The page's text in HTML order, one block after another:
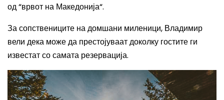
од “врвот на Македонија“.
За сопствениците на домшани миленици, Владимир
вели дека може да престојуваат доколку гостите ги
известат со самата резервација.